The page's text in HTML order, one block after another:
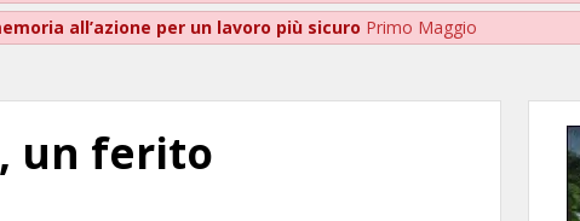
all’azione per un lavoro più sicuro Primo Maggio
un ferito